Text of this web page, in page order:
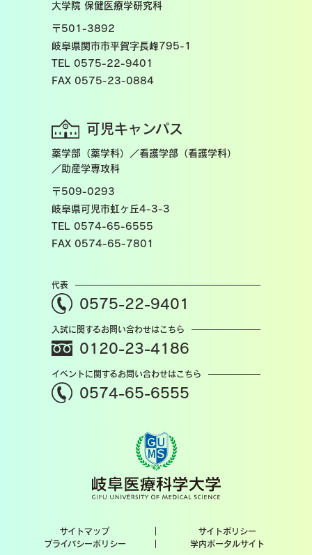
大学院 保健医療学研究科
〒501-3892
岐阜県関市市平賀字長峰795-1
TEL 0575-22-9401
FAX 0575-23-0884
可児キャンパス
薬学部（薬学科）／看護学部（看護学科）
／助産学専攻科
〒509-0293
岐阜県可児市虹ヶ丘4-3-3
TEL 0574-65-6555
FAX 0574-65-7801
代表
0575-22-9401
入試に関するお問い合わせはこちら
0120-23-4186
イベントに関するお問い合わせはこちら
0574-65-6555
サイトマップ
サイトポリシー
プライバシーポリシー
学内ポータルサイト